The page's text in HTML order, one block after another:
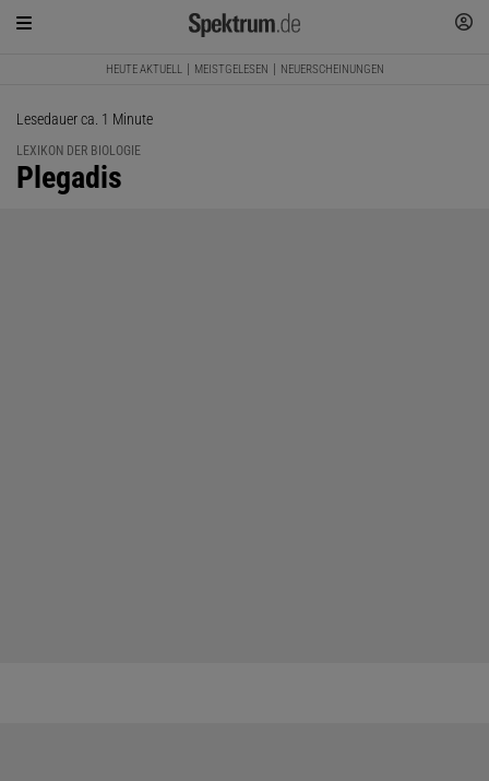
HEUTE AKTUELL MEISTGELESEN NEUERSCHEINUNGEN
Lesedauer ca. 1 Minute
LEXIKON DER BIOLOGIE
:
Plegadis